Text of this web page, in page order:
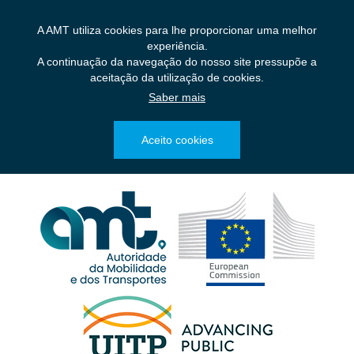
A AMT utiliza cookies para lhe proporcionar uma melhor
experiência.
A continuação da navegação do nosso site pressupõe a
aceitação da utilização de cookies.
Saber mais
Aceito cookies